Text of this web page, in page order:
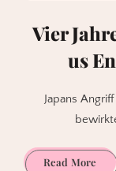
Vier
us
Japans
Read MoreVier